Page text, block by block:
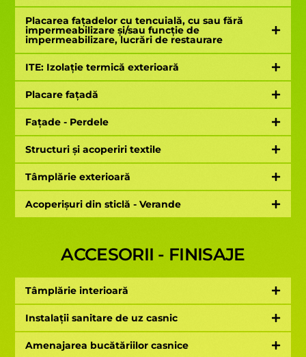
Placarea fațadelor cu tencuială, cu sau fără
impermeabilizare și/sau funcție de
impermeabilizare, lucrări de restaurare
ITE: Izolație termică exterioară
Placare fațadă
Fațade - Perdele
Structuri și acoperiri textile
Tâmplărie exterioară
Acoperișuri din sticlă - Verande
ACCESORII - FINISAJE
Tâmplărie interioară
Instalații sanitare de uz casnic
Amenajarea bucătăriilor casnice